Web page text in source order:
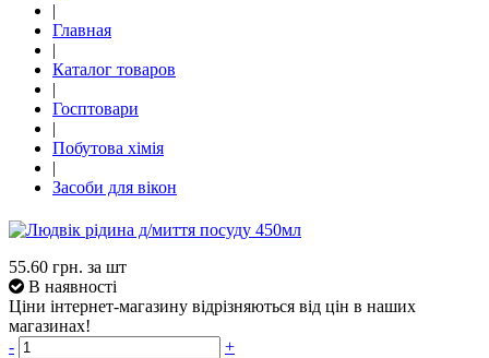
|
Главная
|
Каталог товаров
|
Госптовари
|
Побутова хімія
|
Засоби для вікон
55.60 грн. за шт
В наявності
Ціни інтернет-магазину відрізняються від цін в наших
магазинах!
-
+